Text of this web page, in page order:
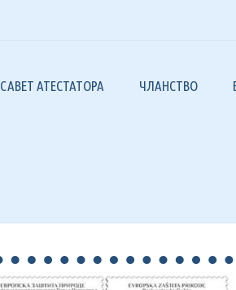
САВЕТ АТЕСТАТОРА ЧЛАНСТВО